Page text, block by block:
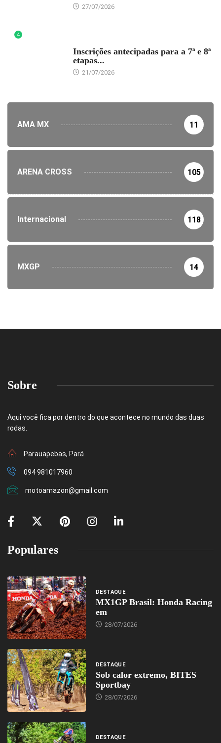
27/07/2026
4
Inscrições antecipadas para a 7ª e 8ª
etapas...
21/07/2026
AMA MX 11
ARENA CROSS 105
Internacional 118
MXGP 14
Sobre
Aqui você fica por dentro do que acontece no mundo das duas
rodas.
Parauapebas, Pará
094 981017960
motoamazon@gmail.com
Populares
DESTAQUE
MX1GP Brasil: Honda Racing
em
28/07/2026
DESTAQUE
Sob calor extremo, BITES
Sportbay
28/07/2026
DESTAQUE